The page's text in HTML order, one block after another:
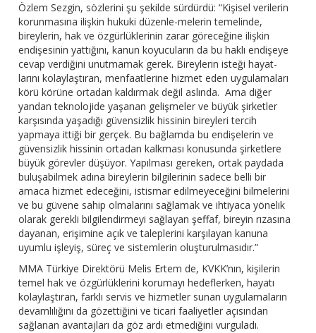
Özlem Sezgin, sözlerini şu şekilde sürdürdü: “Kişisel verilerin
korunmasına ilişkin hukuki düzenle-melerin temelinde,
bireylerin, hak ve özgürlüklerinin zarar göreceğine ilişkin
endişesinin yattığını, kanun koyucuların da bu haklı endişeye
cevap verdiğini unutmamak gerek. Bireylerin isteği hayat-
larını kolaylaştıran, menfaatlerine hizmet eden uygulamaları
körü körüne ortadan kaldırmak değil aslında. Ama diğer
yandan teknolojide yaşanan gelişmeler ve büyük şirketler
karşısında yaşadığı güvensizlik hissinin bireyleri tercih
yapmaya ittiği bir gerçek. Bu bağlamda bu endişelerin ve
güvensizlik hissinin ortadan kalkması konusunda şirketlere
büyük görevler düşüyor. Yapılması gereken, ortak paydada
buluşabilmek adına bireylerin bilgilerinin sadece belli bir
amaca hizmet edeceğini, istismar edilmeyeceğini bilmelerini
ve bu güvene sahip olmalarını sağlamak ve ihtiyaca yönelik
olarak gerekli bilgilendirmeyi sağlayan şeffaf, bireyin rızasına
dayanan, erişimine açık ve taleplerini karşılayan kanuna
uyumlu işleyiş, süreç ve sistemlerin oluşturulmasıdır.”
MMA Türkiye Direktörü Melis Ertem de, KVKK’nın, kişilerin
temel hak ve özgürlüklerini korumayı hedeflerken, hayatı
kolaylaştıran, farklı servis ve hizmetler sunan uygulamaların
devamlılığını da gözettiğini ve ticari faaliyetler açısından
sağlanan avantajları da göz ardı etmediğini vurguladı.